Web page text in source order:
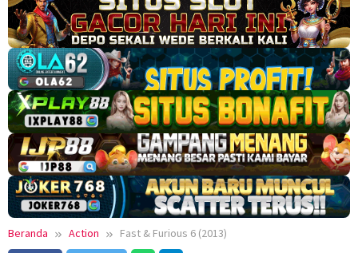
Beranda Action
Fast & Furious 6 (2013)